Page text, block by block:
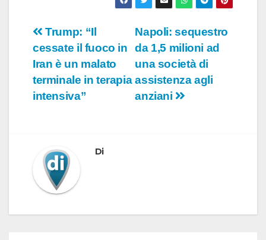
Navigazione
articoli
Napoli: sequestro
da 1,5 milioni ad
una società di
assistenza agli
anziani
Trump: “Il
cessate il fuoco in
Iran è un malato
terminale in terapia
intensiva”
Di